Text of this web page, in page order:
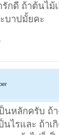
รักดี ถ้าต้นไม้
บาปมั้ยคะ
นหลักครับ ถ้
นไรและ ถ้า